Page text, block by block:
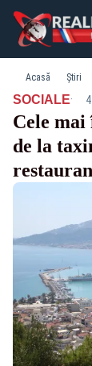
Acasă Știri
SOCIALE·
Cele
de la